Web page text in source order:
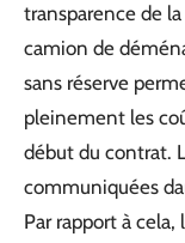
transparence de
camion de
sans réserve
pleinement les
début du contrat.
communiquées
Par rapport à